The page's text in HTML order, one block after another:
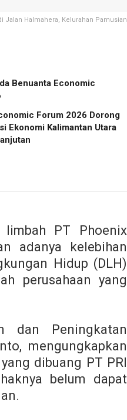
Jalan Halmahera, Kelurahan Pamusian
Benuanta Economic
Forum 2026 Dorong
Ekonomi Kalimantan Utara
PT Phoenix
adanya kelebihan
Hidup (DLH)
perusahaan yang
dan Peningkatan
mengungkapkan
dibuang PT PRI
belum dapat